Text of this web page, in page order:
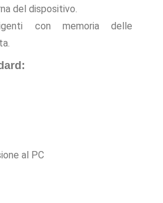
del dispositivo.
con memoria delle
al PC